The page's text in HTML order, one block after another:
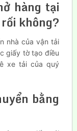
hàng tại
không?
nhà của vận tải
giấy tờ tạo điều
xe tải của quý
bằng